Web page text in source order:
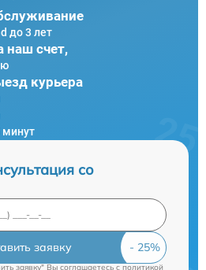
до 3 лет
наш счет,
курьера
минут
со
заявку
заявку" Вы соглашаетесь cполитикой